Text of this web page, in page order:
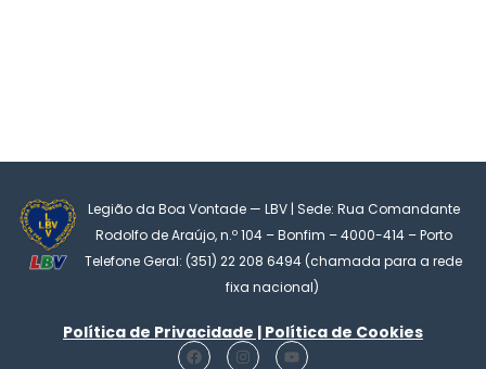
Legião da Boa Vontade — LBV | Sede: Rua Comandante
Rodolfo de Araújo, n.º 104 – Bonfim – 4000-414 – Porto
Telefone Geral: (351) 22 208 6494 (chamada para a rede
fixa nacional)
Política de Privacidade | Política de Cookies
F
I
Y